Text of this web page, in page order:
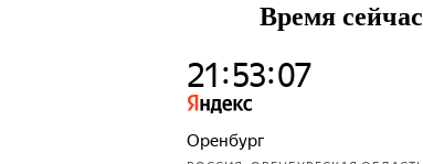
Время сейчас